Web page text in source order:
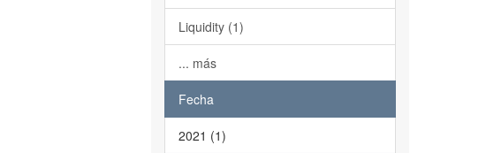
Liquidity (1)
... más
Fecha
2021 (1)